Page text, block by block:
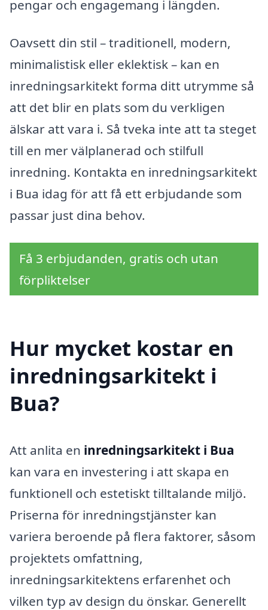
pengar och engagemang i längden.
Oavsett din stil – traditionell, modern,
minimalistisk eller eklektisk – kan en
inredningsarkitekt forma ditt utrymme så
att det blir en plats som du verkligen
älskar att vara i. Så tveka inte att ta steget
till en mer välplanerad och stilfull
inredning. Kontakta en inredningsarkitekt
i Bua idag för att få ett erbjudande som
passar just dina behov.
Få 3 erbjudanden, gratis och utan
förpliktelser
Hur mycket kostar en
inredningsarkitekt i
Bua?
Att anlita en inredningsarkitekt i Bua
kan vara en investering i att skapa en
funktionell och estetiskt tilltalande miljö.
Priserna för inredningstjänster kan
variera beroende på flera faktorer, såsom
projektets omfattning,
inredningsarkitektens erfarenhet och
vilken typ av design du önskar. Generellt